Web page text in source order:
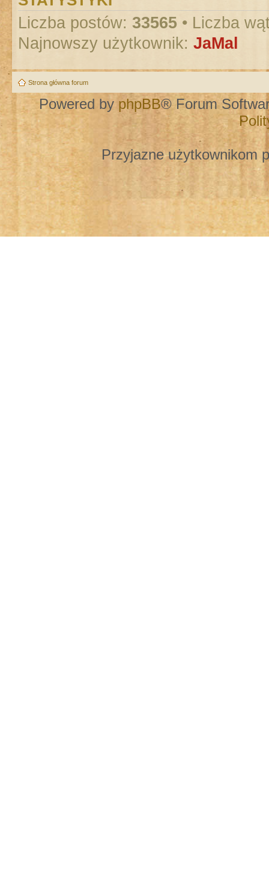
Liczba postów: 33565 • Liczba
Najnowszy użytkownik: JaMal
Strona główna forum
Powered by phpBB® Forum
Przyjazne użytkownikom